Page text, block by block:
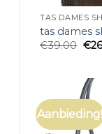
TAS DAMES
tas dames
€39.00 €
Aanbieding!